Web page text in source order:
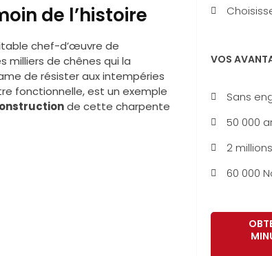
de l’histoire
chef-d’œuvre de
milliers de chênes qui la
de résister aux intempéries
fonctionnelle, est un exemple
de cette charpente
VOS
Sans
50 000
2
60 000